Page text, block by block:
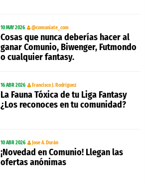
10 MAY 2026 @comuniate_com
Cosas que nunca deberías hacer al
ganar Comunio, Biwenger, Futmondo
o cualquier fantasy.
16 ABR 2026 Francisco J. Rodríguez
La Fauna Tóxica de tu Liga Fantasy
¿Los reconoces en tu comunidad?
10 ABR 2026 Jose A. Durán
¡Novedad en Comunio! Llegan las
ofertas anónimas